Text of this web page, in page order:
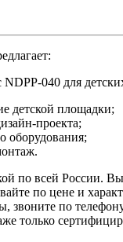
040 для
детской площадки;
проекта;
оборудования;
по всей России.
по цене и
звоните по
только